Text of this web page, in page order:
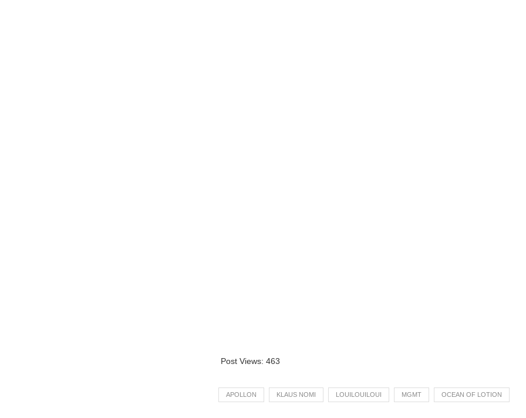
Post Views: 463
APOLLON KLAUS NOMI LOUILOUILOUI MGMT OCEAN OF LOTION